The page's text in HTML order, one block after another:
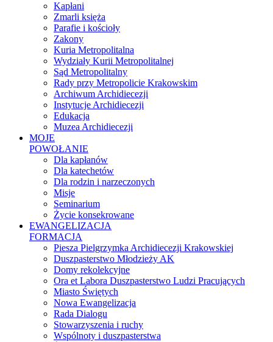
Kapłani
Zmarli księża
Parafie i kościoły
Zakony
Kuria Metropolitalna
Wydziały Kurii Metropolitalnej
Sąd Metropolitalny
Rady przy Metropolicie Krakowskim
Archiwum Archidiecezji
Instytucje Archidiecezji
Edukacja
Muzea Archidiecezji
MOJE
POWOŁANIE
Dla kapłanów
Dla katechetów
Dla rodzin i narzeczonych
Misje
Seminarium
Życie konsekrowane
EWANGELIZACJA
FORMACJA
Piesza Pielgrzymka Archidiecezji Krakowskiej
Duszpasterstwo Młodzieży AK
Domy rekolekcyjne
Ora et Labora Duszpasterstwo Ludzi Pracujących
Miasto Świętych
Nowa Ewangelizacja
Rada Dialogu
Stowarzyszenia i ruchy
Wspólnoty i duszpasterstwa